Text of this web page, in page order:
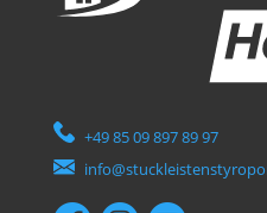
+49 85 09 897 89 97